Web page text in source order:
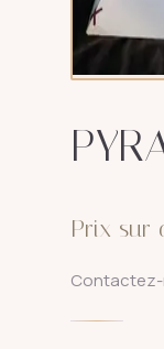
Prix sur
Contactez-